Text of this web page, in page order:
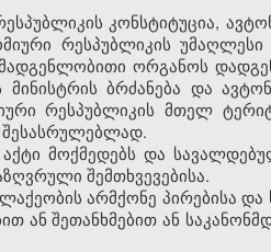
კონსტიტუცია,
რესპუბლიკის
ორგანოს
ბრძანება და
რესპუბლიკის მთელ
მოქმედებს და
შემთხვევებისა.
არმქონე პირებისა
შეთანხმებით ან